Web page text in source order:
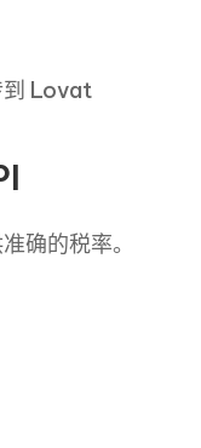
到 Lovat
确的税率。